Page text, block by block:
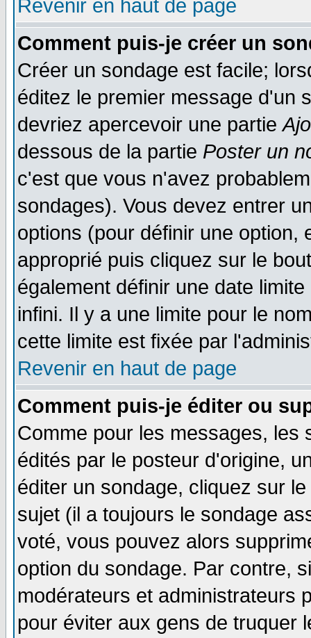
Revenir en haut de page
Comment puis-je créer un
Créer un sondage est facile;
éditez le premier message d'un
devriez apercevoir une partie
dessous de la partie Poster un
c'est que vous n'avez
sondages). Vous devez entrer
options (pour définir une option,
approprié puis cliquez sur le
également définir une date
infini. Il y a une limite pour le
cette limite est fixée par
Revenir en haut de page
Comment puis-je éditer ou
Comme pour les messages, les
édités par le posteur d'origine,
éditer un sondage, cliquez sur
sujet (il a toujours le sondage
voté, vous pouvez alors
option du sondage. Par contre,
modérateurs et administrateurs
pour éviter aux gens de truquer